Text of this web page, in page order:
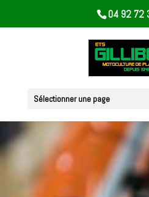
04 92 72
Sélectionner une page